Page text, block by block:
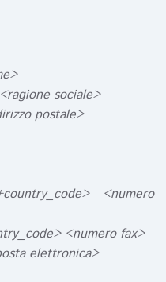
sociale>
postale>
<numero
<numero fax>
elettronica>